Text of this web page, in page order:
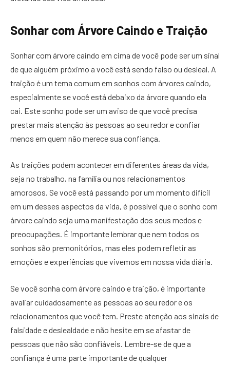
Sonhar com Árvore Caindo e Traição
Sonhar com árvore caindo em cima de você pode ser um sinal
de que alguém próximo a você está sendo falso ou desleal. A
traição é um tema comum em sonhos com árvores caindo,
especialmente se você está debaixo da árvore quando ela
cai. Este sonho pode ser um aviso de que você precisa
prestar mais atenção às pessoas ao seu redor e confiar
menos em quem não merece sua confiança.
As traições podem acontecer em diferentes áreas da vida,
seja no trabalho, na família ou nos relacionamentos
amorosos. Se você está passando por um momento difícil
em um desses aspectos da vida, é possível que o sonho com
árvore caindo seja uma manifestação dos seus medos e
preocupações. É importante lembrar que nem todos os
sonhos são premonitórios, mas eles podem refletir as
emoções e experiências que vivemos em nossa vida diária.
Se você sonha com árvore caindo e traição, é importante
avaliar cuidadosamente as pessoas ao seu redor e os
relacionamentos que você tem. Preste atenção aos sinais de
falsidade e deslealdade e não hesite em se afastar de
pessoas que não são confiáveis. Lembre-se de que a
confiança é uma parte importante de qualquer